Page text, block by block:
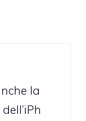
la